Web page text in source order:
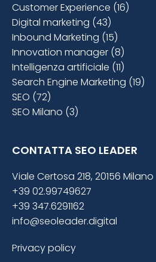
Customer Experience (16)
Digital marketing (43)
Inbound Marketing (15)
Innovation manager (8)
Intelligenza artificiale (11)
Search Engine Marketing (19)
SEO (72)
SEO Milano (3)
CONTATTA SEO LEADER
Viale Certosa 218, 20156 Milano
+39 02.99749627
+39 347.6291162
info@seoleader.digital
Privacy policy